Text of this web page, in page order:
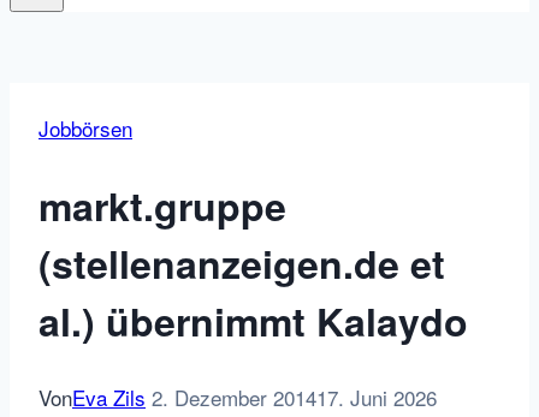
Jobbörsen
markt.gruppe
(stellenanzeigen.de et
al.) übernimmt Kalaydo
VonEva Zils 2. Dezember 201417. Juni 2026